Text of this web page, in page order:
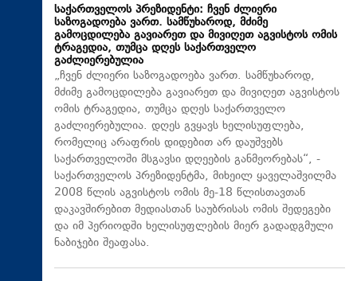
საქართველოს პრეზიდენტი: ჩვენ ძლიერი
საზოგადოება ვართ. სამწუხაროდ, მძიმე
გამოცდილება გავიარეთ და მივიღეთ აგვისტოს ომის
ტრაგედია, თუმცა დღეს საქართველო
გაძლიერებულია
„ჩვენ ძლიერი საზოგადოება ვართ. სამწუხაროდ,
მძიმე გამოცდილება გავიარეთ და მივიღეთ აგვისტოს
ომის ტრაგედია, თუმცა დღეს საქართველო
გაძლიერებულია. დღეს გვყავს ხელისუფლება,
რომელიც არაფრის დიდებით არ დაუშვებს
საქართველოში მსგავსი დღეების განმეორებას“, -
საქართველოს პრეზიდენტმა, მიხეილ ყაველაშვილმა
2008 წლის აგვისტოს ომის მე-18 წლისთავთან
დაკავშირებით მედიასთან საუბრისას ომის შედეგები
და იმ პერიოდში ხელისუფლების მიერ გადადგმული
ნაბიჯები შეაფასა.